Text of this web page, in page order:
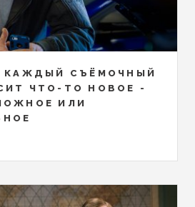
КАЖДЫЙ СЪЁМОЧНЫЙ
ЧТО-ТО НОВОЕ -
ИЛИ